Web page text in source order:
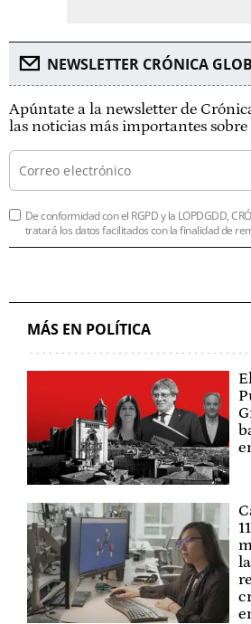
NEWSLETTER CRÓNICA
Apúntate a la newsletter de
las noticias más importantes
De conformidad con el RGPD y la LOPDGDD,
tratará los datos facilitados con la finalidad de
MÁS EN POLÍTICA